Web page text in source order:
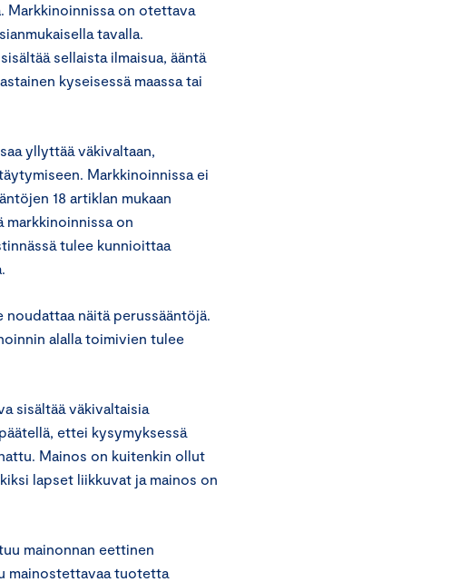
Markkinoinnissa on otettava
tavalla.
sellaista ilmaisua, ääntä
kyseisessä maassa tai
yllyttää väkivaltaan,
Markkinoinnissa ei
18 artiklan mukaan
on
tulee kunnioittaa
noudattaa näitä perussääntöjä.
alalla toimivien tulee
sisältää väkivaltaisia
ettei kysymyksessä
Mainos on kuitenkin ollut
lapset liikkuvat ja mainos on
mainonnan eettinen
mainostettavaa tuotetta